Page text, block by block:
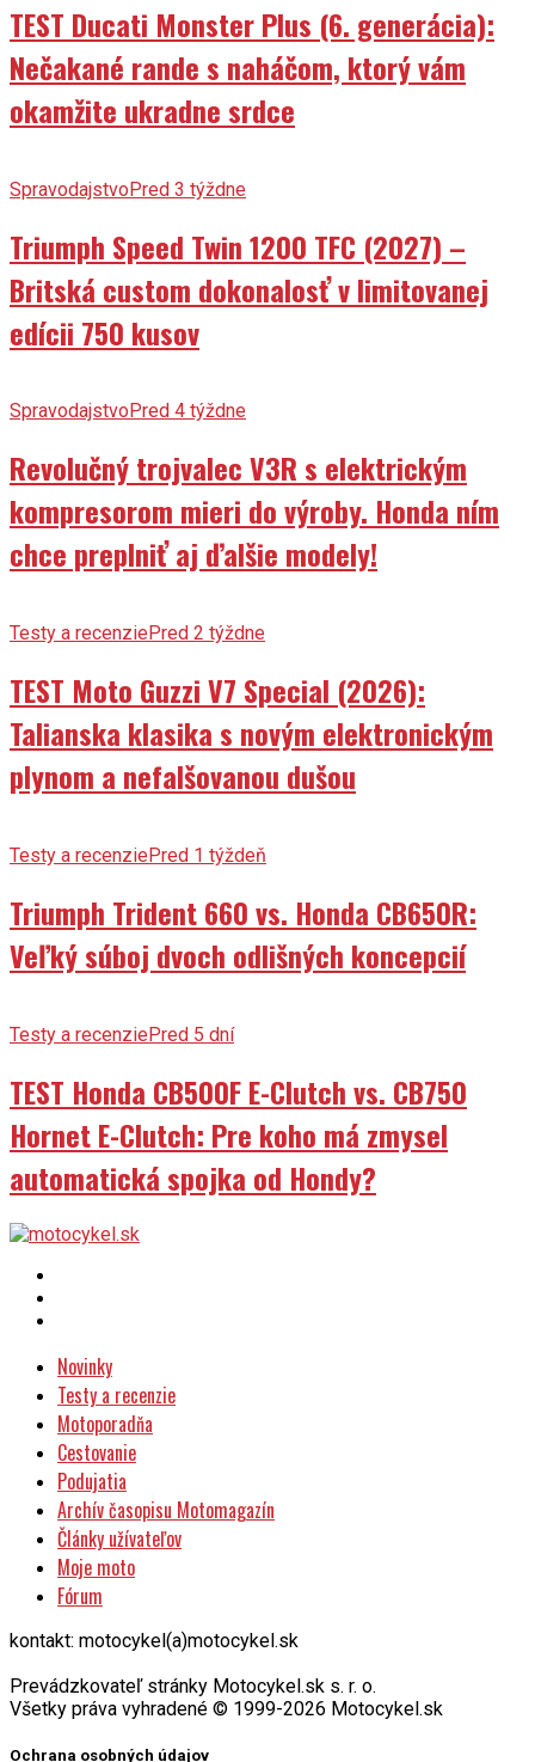
TEST Ducati Monster Plus (6. generácia):
Nečakané rande s naháčom, ktorý vám
okamžite ukradne srdce
SpravodajstvoPred 3 týždne
Triumph Speed Twin 1200 TFC (2027) –
Britská custom dokonalosť v limitovanej
edícii 750 kusov
SpravodajstvoPred 4 týždne
Revolučný trojvalec V3R s elektrickým
kompresorom mieri do výroby. Honda ním
chce preplniť aj ďalšie modely!
Testy a recenziePred 2 týždne
TEST Moto Guzzi V7 Special (2026):
Talianska klasika s novým elektronickým
plynom a nefalšovanou dušou
Testy a recenziePred 1 týždeň
Triumph Trident 660 vs. Honda CB650R:
Veľký súboj dvoch odlišných koncepcií
Testy a recenziePred 5 dní
TEST Honda CB500F E-Clutch vs. CB750
Hornet E-Clutch: Pre koho má zmysel
automatická spojka od Hondy?
Novinky
Testy a recenzie
Motoporadňa
Cestovanie
Podujatia
Archív časopisu Motomagazín
Články užívateľov
Moje moto
Fórum
kontakt: motocykel(a)motocykel.sk
Prevádzkovateľ stránky Motocykel.sk s. r. o.
Všetky práva vyhradené © 1999-2026 Motocykel.sk
Ochrana osobných údajov